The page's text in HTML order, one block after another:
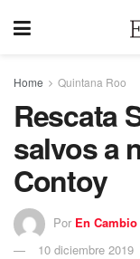
Home Quintana Roo
Rescata
salvos a
Contoy
Por En
10 diciembre 2019